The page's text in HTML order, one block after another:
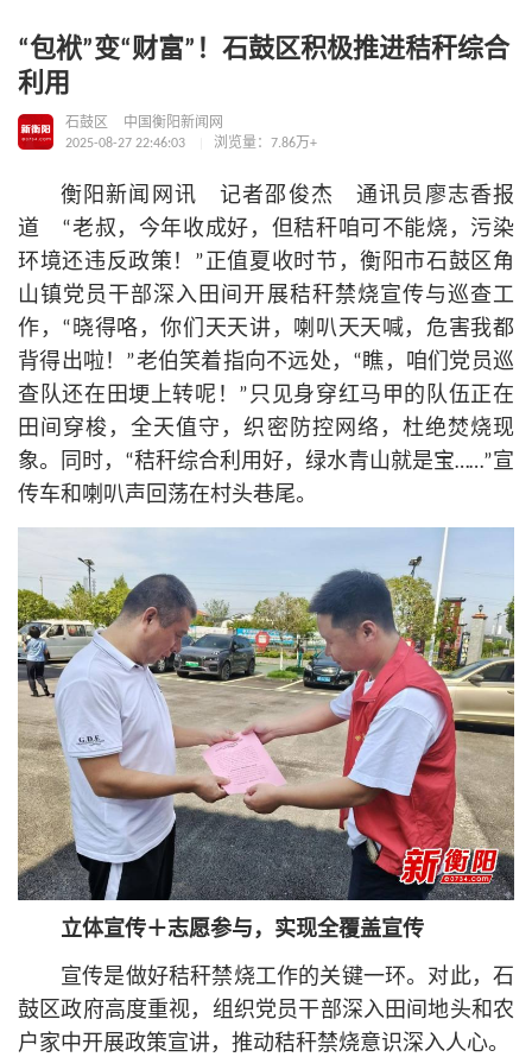
“包袱”变“财富”！石鼓区积极推进秸秆综合
利用
石鼓区
中国衡阳新闻网
2025-08-27 22:46:03
浏览量：7.86万+
衡阳新闻网讯 记者邵俊杰 通讯员廖志香报
道 “老叔，今年收成好，但秸秆咱可不能烧，污染
环境还违反政策！”正值夏收时节，衡阳市石鼓区角
山镇党员干部深入田间开展秸秆禁烧宣传与巡查工
作，“晓得咯，你们天天讲，喇叭天天喊，危害我都
背得出啦！”老伯笑着指向不远处，“瞧，咱们党员巡
查队还在田埂上转呢！”只见身穿红马甲的队伍正在
田间穿梭，全天值守，织密防控网络，杜绝焚烧现
象。同时，“秸秆综合利用好，绿水青山就是宝……”宣
传车和喇叭声回荡在村头巷尾。
立体宣传＋志愿参与，实现全覆盖宣传
宣传是做好秸秆禁烧工作的关键一环。对此，石
鼓区政府高度重视，组织党员干部深入田间地头和农
户家中开展政策宣讲，推动秸秆禁烧意识深入人心。